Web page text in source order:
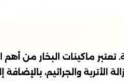
ماكينات البخار من أهم
الأتربة والجراثيم،